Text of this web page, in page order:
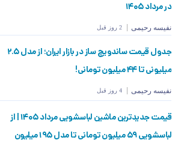
در مرداد ۱۴۰۵
نفیسه رحیمی 2 روز قبل
جدول قیمت ساندویچ ساز در بازار ایران؛ از مدل ۲.۵
میلیونی تا ۴۴ میلیون تومانی!
نفیسه رحیمی 4 روز قبل
قیمت جدیدترین ماشین لباسشویی مرداد ۱۴۰۵ | از
لباسشویی ۵۹ میلیون تومانی تا مدل ۱۹۵ میلیون